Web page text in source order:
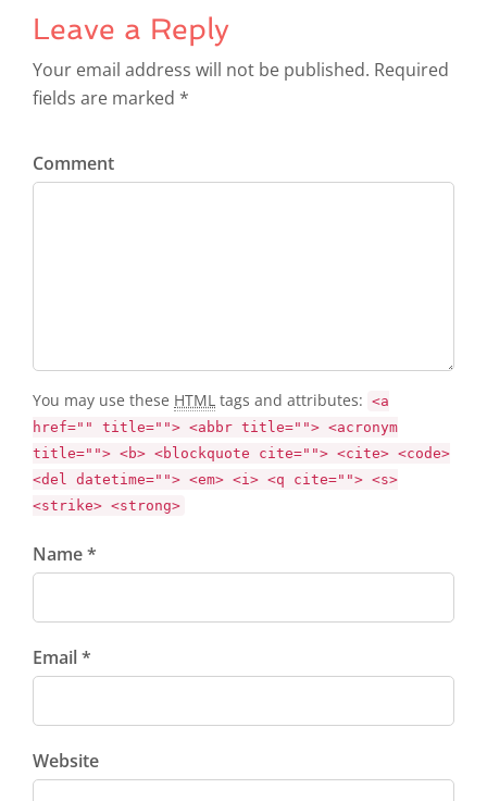
Leave a Reply
Your email address will not be published. Required
fields are marked *
Comment
You may use these HTML tags and attributes: <a
href="" title=""> <abbr title=""> <acronym
title=""> <b> <blockquote cite=""> <cite> <code>
<del datetime=""> <em> <i> <q cite=""> <s>
<strike> <strong>
Name *
Email *
Website